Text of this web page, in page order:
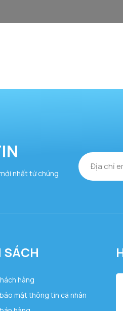
nhất từ chúng
SÁCH
hàng
mật thông tin cá nhân